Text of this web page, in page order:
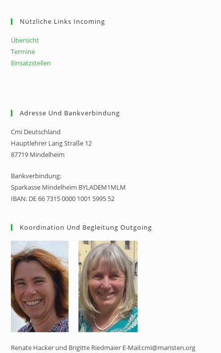
Nützliche Links Incoming
Übersicht
Termine
Einsatzstellen
Adresse Und Bankverbindung
Cmi Deutschland
Hauptlehrer Lang Straße 12
87719 Mindelheim
Bankverbindung:
Sparkasse Mindelheim BYLADEM1MLM
IBAN: DE 66 7315 0000 1001 5995 52
Koordination Und Begleitung Outgoing
Renate Hacker und Brigitte Riedmaier E-Mail:cmi@maristen.org